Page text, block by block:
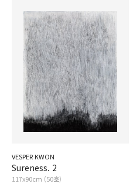
VESPER KWON
Sureness. 2
117x90cm (50호)